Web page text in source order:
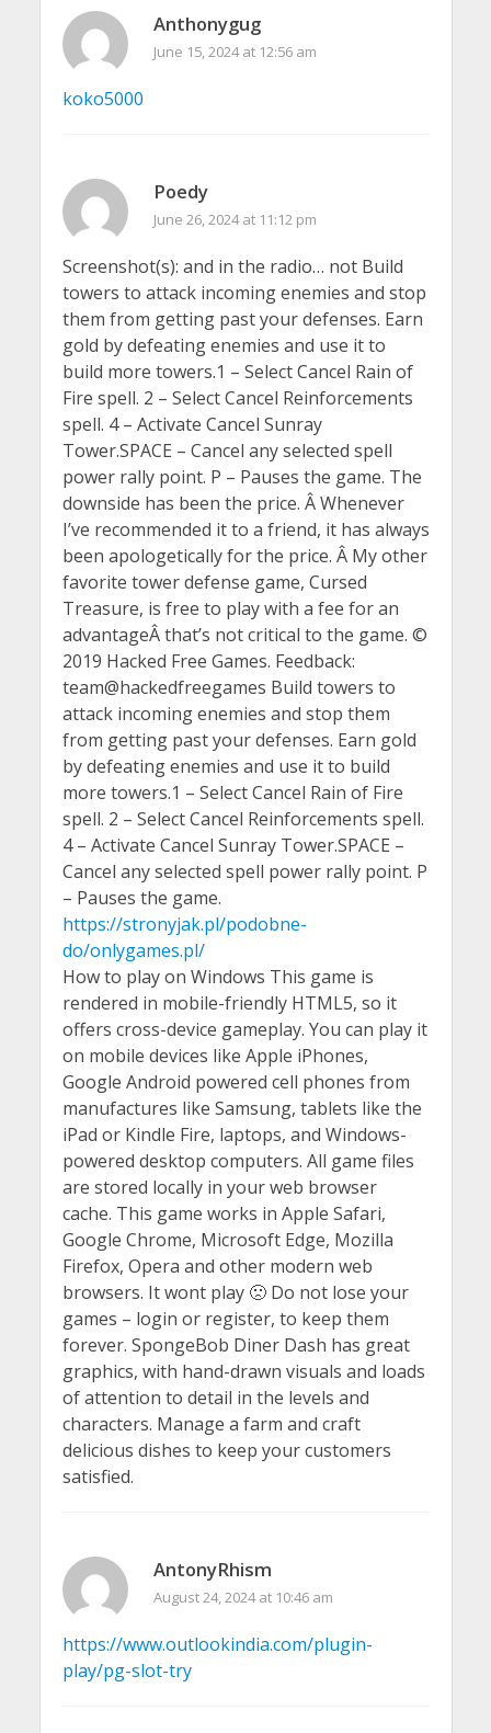
Anthonygug
June 15, 2024 at 12:56 am
koko5000
Poedy
June 26, 2024 at 11:12 pm
Screenshot(s): and in the radio… not Build
towers to attack incoming enemies and stop
them from getting past your defenses. Earn
gold by defeating enemies and use it to
build more towers.1 – Select Cancel Rain of
Fire spell. 2 – Select Cancel Reinforcements
spell. 4 – Activate Cancel Sunray
Tower.SPACE – Cancel any selected spell
power rally point. P – Pauses the game. The
downside has been the price. Â Whenever
I’ve recommended it to a friend, it has always
been apologetically for the price. Â My other
favorite tower defense game, Cursed
Treasure, is free to play with a fee for an
advantageÂ that’s not critical to the game. ©
2019 Hacked Free Games. Feedback:
team@hackedfreegames Build towers to
attack incoming enemies and stop them
from getting past your defenses. Earn gold
by defeating enemies and use it to build
more towers.1 – Select Cancel Rain of Fire
spell. 2 – Select Cancel Reinforcements spell.
4 – Activate Cancel Sunray Tower.SPACE –
Cancel any selected spell power rally point. P
– Pauses the game.
https://stronyjak.pl/podobne-
do/onlygames.pl/
How to play on Windows This game is
rendered in mobile-friendly HTML5, so it
offers cross-device gameplay. You can play it
on mobile devices like Apple iPhones,
Google Android powered cell phones from
manufactures like Samsung, tablets like the
iPad or Kindle Fire, laptops, and Windows-
powered desktop computers. All game files
are stored locally in your web browser
cache. This game works in Apple Safari,
Google Chrome, Microsoft Edge, Mozilla
Firefox, Opera and other modern web
browsers. It wont play 🙁 Do not lose your
games – login or register, to keep them
forever. SpongeBob Diner Dash has great
graphics, with hand-drawn visuals and loads
of attention to detail in the levels and
characters. Manage a farm and craft
delicious dishes to keep your customers
satisfied.
AntonyRhism
August 24, 2024 at 10:46 am
https://www.outlookindia.com/plugin-
play/pg-slot-try